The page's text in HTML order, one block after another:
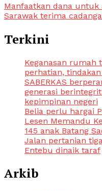
Post
navigation
Manfaatkan dana
Sarawak terima
Terkini
Keganasan rumah
perhatian,
SABERKAS
generasi
kepimpinan negeri
Belia perlu hargai
Lesen Memandu
145 anak Batang
Jalan pertanian
Entebu dinaik taraf
Arkib